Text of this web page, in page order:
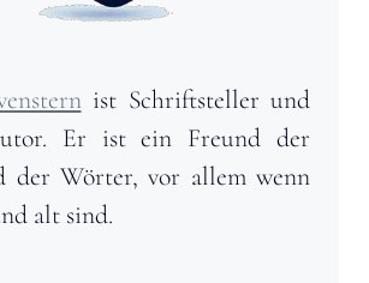
ist Schriftsteller und
Er ist ein Freund der
der Wörter, vor allem wenn
alt sind.